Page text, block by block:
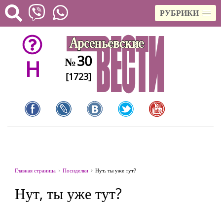
РУБРИКИ
H №30
[1723]
Главная страница Посиделки Нут, ты уже тут?
Нут, ты уже тут?